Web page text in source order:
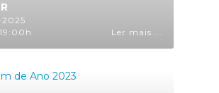
Ler mais ...